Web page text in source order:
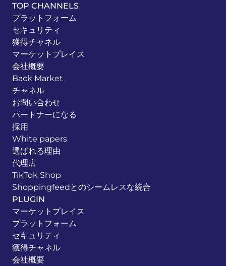
TOP CHANNELS
プラットフォーム
セキュリティ
獲得チャネル
マーケットプレイス
会社概要
Back Market
チャネル
お問い合わせ
パートナーになる
採用
White papers
選ばれる理由
代理店
TikTok Shop
Shoppingfeedとのシームレスな統合
PLUGIN
マーケットプレイス
プラットフォーム
セキュリティ
獲得チャネル
会社概要